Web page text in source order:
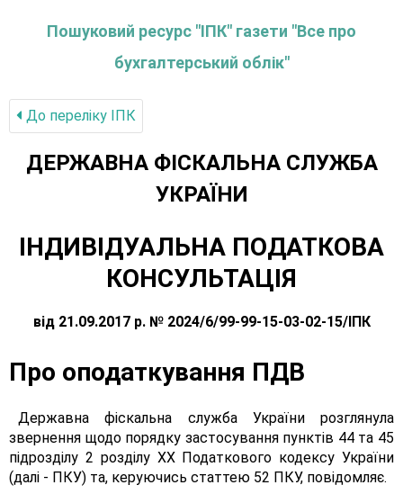
Пошуковий ресурс "ІПК" газети "Все про
бухгалтерський облік"
До переліку IПК
ДЕРЖАВНА ФІСКАЛЬНА СЛУЖБА
УКРАЇНИ
ІНДИВІДУАЛЬНА ПОДАТКОВА
КОНСУЛЬТАЦІЯ
від 21.09.2017 р. № 2024/6/99-99-15-03-02-15/ІПК
Про оподаткування ПДВ
Державна фіскальна служба України розглянула
звернення щодо порядку застосування пунктів 44 та 45
підрозділу 2 розділу XX Податкового кодексу України
(далі - ПКУ) та, керуючись статтею 52 ПКУ, повідомляє.